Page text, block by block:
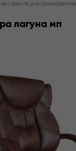
/ Кресла для руководителя
лагуна мп